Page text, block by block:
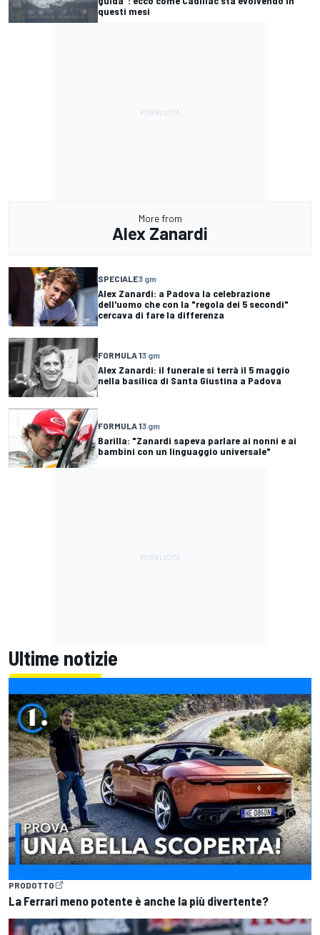
questi mesi
More from
Alex Zanardi
SPECIALE3 gm
Alex Zanardi: a Padova la celebrazione
dell'uomo che con la "regola dei 5 secondi"
cercava di fare la differenza
FORMULA 13 gm
Alex Zanardi: il funerale si terrà il 5 maggio
nella basilica di Santa Giustina a Padova
FORMULA 13 gm
Barilla: "Zanardi sapeva parlare ai nonni e ai
bambini con un linguaggio universale"
Ultime notizie
PRODOTTO
La Ferrari meno potente è anche la più divertente?